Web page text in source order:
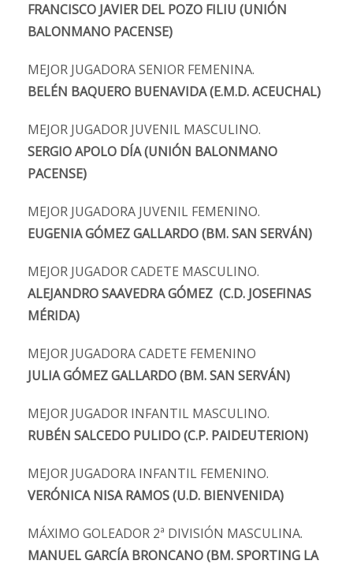
FRANCISCO JAVIER DEL POZO FILIU (UNIÓN
BALONMANO PACENSE)
MEJOR JUGADORA SENIOR FEMENINA.
BELÉN BAQUERO BUENAVIDA (E.M.D. ACEUCHAL)
MEJOR JUGADOR JUVENIL MASCULINO.
SERGIO APOLO DÍA (UNIÓN BALONMANO
PACENSE)
MEJOR JUGADORA JUVENIL FEMENINO.
EUGENIA GÓMEZ GALLARDO (BM. SAN SERVÁN)
MEJOR JUGADOR CADETE MASCULINO.
ALEJANDRO SAAVEDRA GÓMEZ (C.D. JOSEFINAS
MÉRIDA)
MEJOR JUGADORA CADETE FEMENINO
JULIA GÓMEZ GALLARDO (BM. SAN SERVÁN)
MEJOR JUGADOR INFANTIL MASCULINO.
RUBÉN SALCEDO PULIDO (C.P. PAIDEUTERION)
MEJOR JUGADORA INFANTIL FEMENINO.
VERÓNICA NISA RAMOS (U.D. BIENVENIDA)
MÁXIMO GOLEADOR 2ª DIVISIÓN MASCULINA.
MANUEL GARCÍA BRONCANO (BM. SPORTING LA